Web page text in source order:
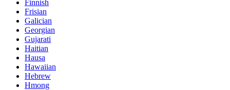
Finnish
Frisian
Galician
Georgian
Gujarati
Haitian
Hausa
Hawaiian
Hebrew
Hmong